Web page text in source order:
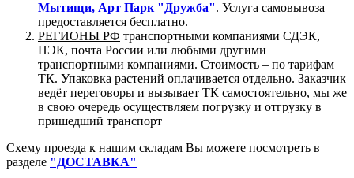
Мытищи, Арт Парк "Дружба". Услуга самовывоза
предоставляется бесплатно.
РЕГИОНЫ РФ транспортными компаниями СДЭК,
ПЭК, почта России или любыми другими
транспортными компаниями. Стоимость – по тарифам
ТК. Упаковка растений оплачивается отдельно. Заказчик
ведёт переговоры и вызывает ТК самостоятельно, мы же
в свою очередь осуществляем погрузку и отгрузку в
пришедший транспорт
Схему проезда к нашим складам Вы можете посмотреть в
разделе "ДОСТАВКА"